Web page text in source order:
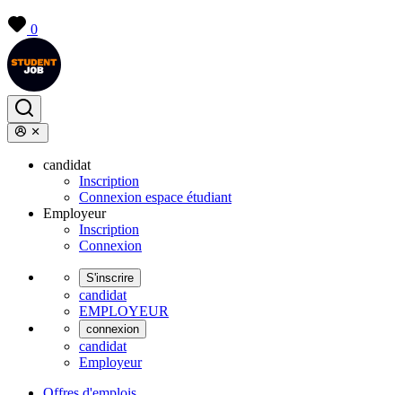
0
candidat
Inscription
Connexion espace étudiant
Employeur
Inscription
Connexion
S'inscrire
candidat
EMPLOYEUR
connexion
candidat
Employeur